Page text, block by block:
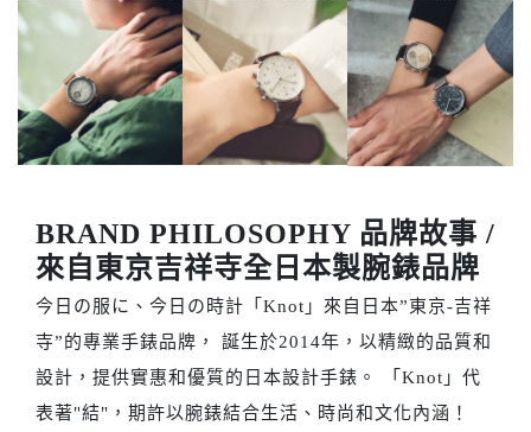
BRAND PHILOSOPHY 品牌故事 /
來自東京吉祥寺全日本製腕錶品牌
今日の服に、今日の時計​「Knot」來自日本”東京-吉祥
寺”的專業手錶品牌， 誕生於2014年，以精緻的品質和
設計，提供實惠和優質的日本設計手錶。 「Knot」代
表著"結"，期許以腕錶結合生活、時尚和文化內涵！